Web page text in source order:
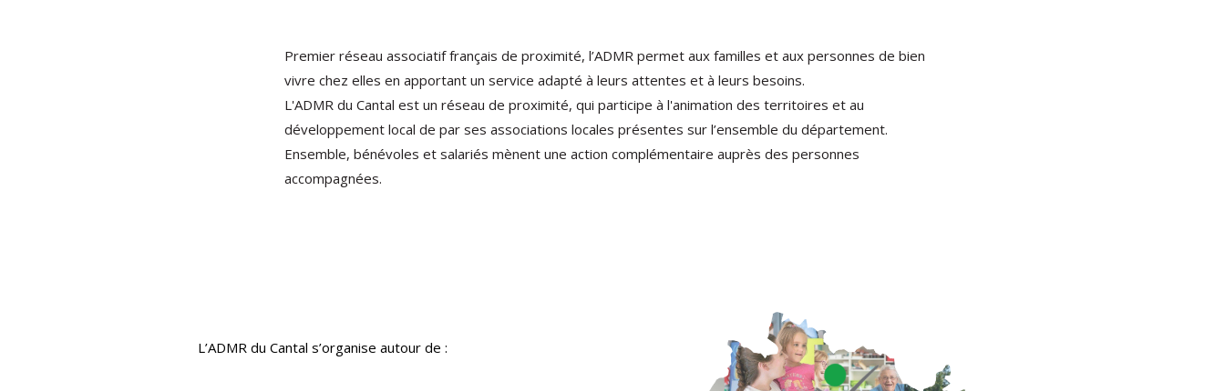
Premier réseau associatif français de proximité, l’ADMR permet aux familles et aux personnes de bien
vivre chez elles en apportant un service adapté à leurs attentes et à leurs besoins.
L'ADMR du Cantal est un réseau de proximité, qui participe à l'animation des territoires et au
développement local de par ses associations locales présentes sur l’ensemble du département.
Ensemble, bénévoles et salariés mènent une action complémentaire auprès des personnes
accompagnées.
L’ADMR du Cantal s’organise autour de :